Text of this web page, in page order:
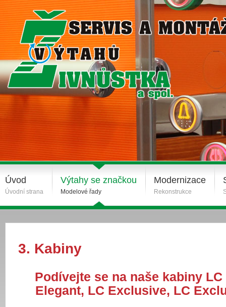
Úvod
Úvodní strana
Výtahy se značkou
Modelové řady
Modernizace
Rekonstrukce
3. Kabiny
Podívejte se na naše kabiny
Elegant, LC Exclusive, LC